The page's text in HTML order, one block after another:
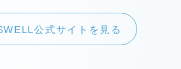
公式サイトを見る